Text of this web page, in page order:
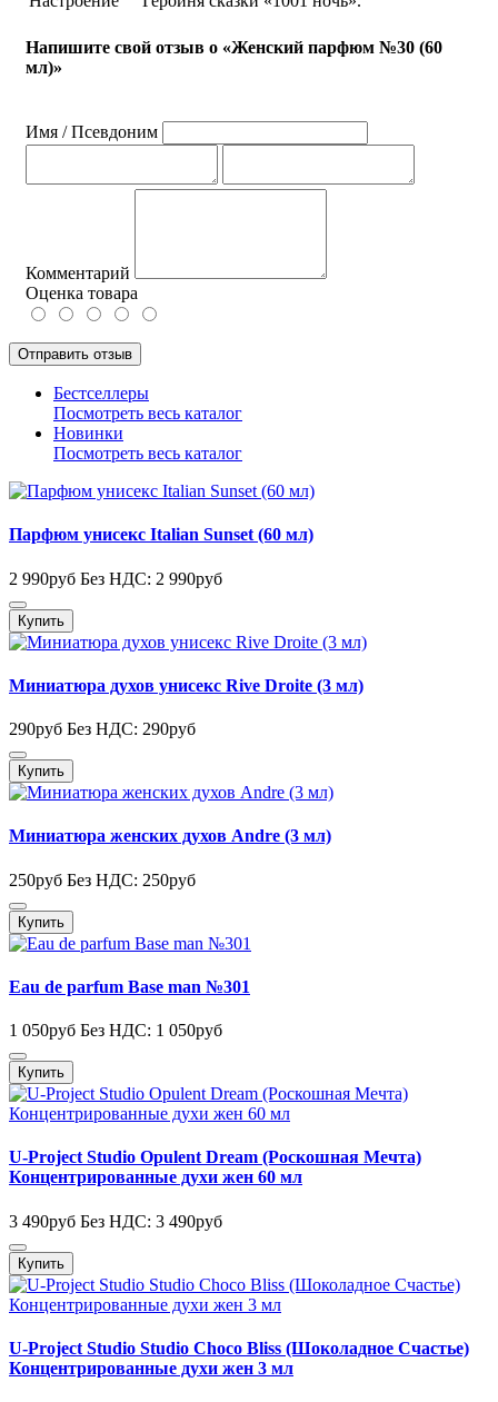
Напишите свой отзыв о «Женский парфюм №30 (60
мл)»
Имя / Псевдоним
Комментарий
Оценка товара
Отправить отзыв
Бестселлеры
Посмотреть весь каталог
Новинки
Посмотреть весь каталог
Парфюм унисекс Italian Sunset (60 мл)
2 990руб Без НДС: 2 990руб
Купить
Миниатюра духов унисекс Rive Droite (3 мл)
290руб Без НДС: 290руб
Купить
Миниатюра женских духов Andre (3 мл)
250руб Без НДС: 250руб
Купить
Eau de parfum Base man №301
1 050руб Без НДС: 1 050руб
Купить
U-Project Studio Opulent Dream (Роскошная Мечта)
Концентрированные духи жен 60 мл
3 490руб Без НДС: 3 490руб
Купить
U-Project Studio Studio Choco Bliss (Шоколадное Счастье)
Концентрированные духи жен 3 мл